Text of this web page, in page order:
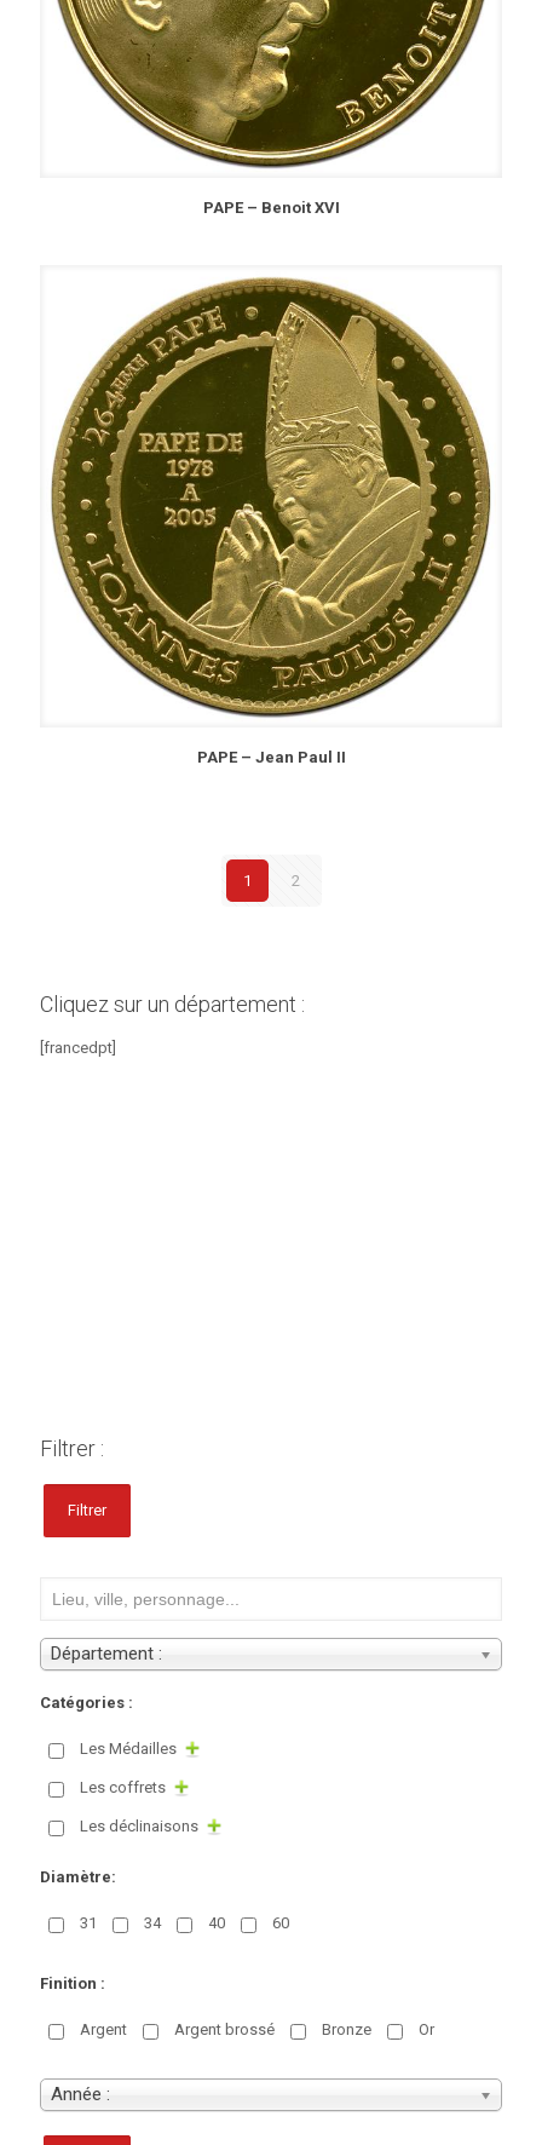
PAPE – Benoit XVI
PAPE – Jean Paul II
1 2
Cliquez sur un département :
[francedpt]
Filtrer :
Filtrer
Département :
Catégories :
Les Médailles
Les coffrets
Les déclinaisons
Diamètre:
31 34 40 60
Finition :
Argent Argent brossé Bronze Or
Année :